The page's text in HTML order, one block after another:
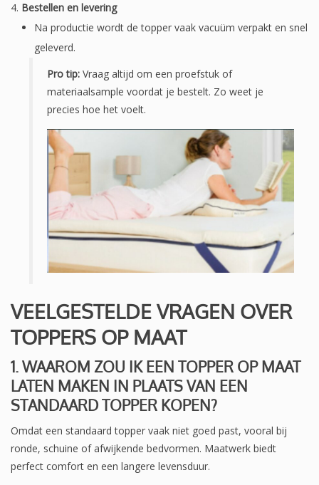
Bestellen en levering
Na productie wordt de topper vaak vacuüm verpakt en snel
geleverd.
Pro tip: Vraag altijd om een proefstuk of
materiaalsample voordat je bestelt. Zo weet je
precies hoe het voelt.
VEELGESTELDE VRAGEN OVER
TOPPERS OP MAAT
1. WAAROM ZOU IK EEN TOPPER OP MAAT
LATEN MAKEN IN PLAATS VAN EEN
STANDAARD TOPPER KOPEN?
Omdat een standaard topper vaak niet goed past, vooral bij
ronde, schuine of afwijkende bedvormen. Maatwerk biedt
perfect comfort en een langere levensduur.